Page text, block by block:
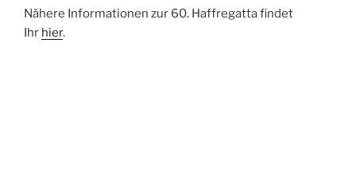
Nähere Informationen zur 60. Haffregatta findet
Ihr hier.